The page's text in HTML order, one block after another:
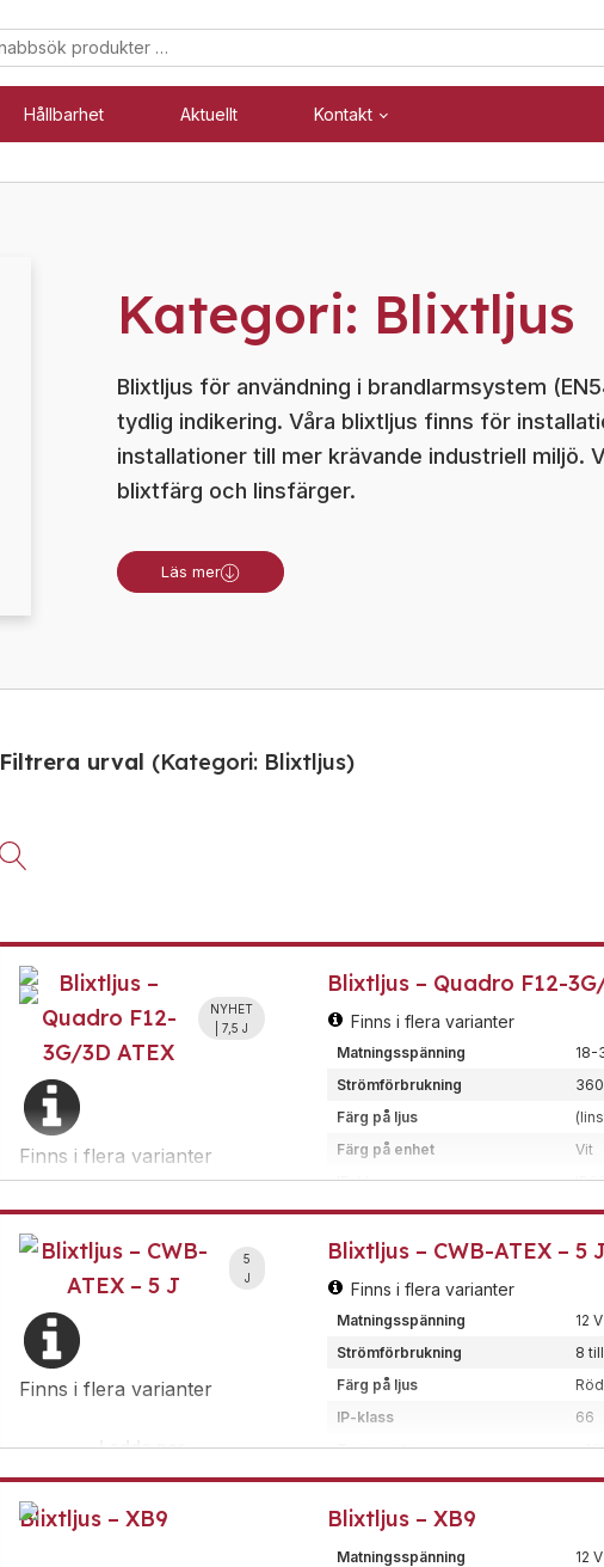
Hållbarhet Aktuellt Kontakt
Sirener
Kombinerade enheter
Larmsystem
Sirener
Kombinerade enheter
Larmsystem
Kategori: Blixtljus
Blixtljus för användning i brandlarmsystem
tydlig indikering. Våra blixtljus finns för
installationer till mer krävande industriell miljö.
blixtfärg och linsfärger.
Läs mer
Filtrera urval (Kategori: Blixtljus)
Blixtljus –
Quadro F12-
3G/3D ATEX
NYHET
| 7,5 J
Finns i flera varianter
Ladda ner
Datablad(SE)
Data sheet(EN)
Certificate ATEX
Blixtljus – Quadro F12-
Finns i flera varianter
Matningsspänning
18-
Strömförbrukning
Färg på ljus
Färg på enhet
Vit
IP-klass
Temperatur
-20
Vikt
Dimension (BxHxD)
Montering
Material
Certifiering/klass
Industriellt blixtljus som är
Blixtljus – CWB-
ATEX – 5 J
5
J
Finns i flera varianter
Ladda ner
Datablad(SE)
Installation
Blixtljus – CWB-ATEX – 5
Finns i flera varianter
Matningsspänning
12
Strömförbrukning
8
Färg på ljus
IP-klass
66
Temperatur
-40
Vikt
Dimension (BxHxD)
Blixtljus – XB9 Blixtljus – XB9
Matningsspänning
12